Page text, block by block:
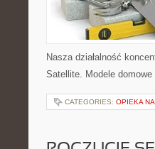
Nasza działalność
Satellite. Modele
CATEGORIES: OPIEKA